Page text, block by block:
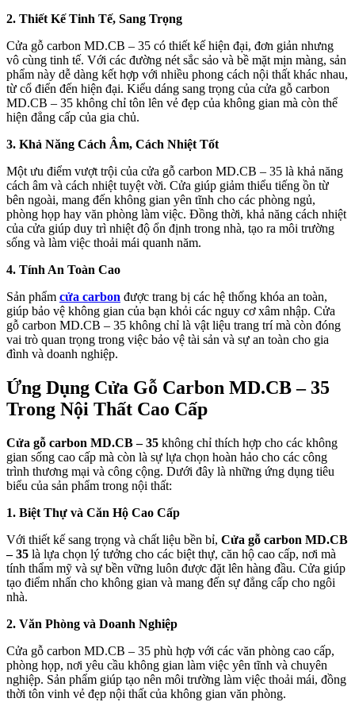
Giới thiệu CEO
Hồ sơ năng lực
2. Thiết Kế Tinh Tế, Sang Trọng
Cửa gỗ carbon MD.CB – 35 có thiết kế hiện đại, đơn giản nhưng
vô cùng tinh tế. Với các đường nét sắc sảo và bề mặt mịn màng, sản
phẩm này dễ dàng kết hợp với nhiều phong cách nội thất khác nhau,
từ cổ điển đến hiện đại. Kiểu dáng sang trọng của cửa gỗ carbon
MD.CB – 35 không chỉ tôn lên vẻ đẹp của không gian mà còn thể
hiện đẳng cấp của gia chủ.
3. Khả Năng Cách Âm, Cách Nhiệt Tốt
Một ưu điểm vượt trội của cửa gỗ carbon MD.CB – 35 là khả năng
cách âm và cách nhiệt tuyệt vời. Cửa giúp giảm thiểu tiếng ồn từ
bên ngoài, mang đến không gian yên tĩnh cho các phòng ngủ,
phòng họp hay văn phòng làm việc. Đồng thời, khả năng cách nhiệt
của cửa giúp duy trì nhiệt độ ổn định trong nhà, tạo ra môi trường
sống và làm việc thoải mái quanh năm.
4. Tính An Toàn Cao
Sản phẩm cửa carbon được trang bị các hệ thống khóa an toàn,
giúp bảo vệ không gian của bạn khỏi các nguy cơ xâm nhập. Cửa
gỗ carbon MD.CB – 35 không chỉ là vật liệu trang trí mà còn đóng
vai trò quan trọng trong việc bảo vệ tài sản và sự an toàn cho gia
đình và doanh nghiệp.
Ứng Dụng Cửa Gỗ Carbon MD.CB – 35
Trong Nội Thất Cao Cấp
Cửa gỗ carbon MD.CB – 35 không chỉ thích hợp cho các không
gian sống cao cấp mà còn là sự lựa chọn hoàn hảo cho các công
trình thương mại và công cộng. Dưới đây là những ứng dụng tiêu
biểu của sản phẩm trong nội thất:
1. Biệt Thự và Căn Hộ Cao Cấp
Với thiết kế sang trọng và chất liệu bền bỉ, Cửa gỗ carbon MD.CB
– 35 là lựa chọn lý tưởng cho các biệt thự, căn hộ cao cấp, nơi mà
tính thẩm mỹ và sự bền vững luôn được đặt lên hàng đầu. Cửa giúp
tạo điểm nhấn cho không gian và mang đến sự đẳng cấp cho ngôi
nhà.
2. Văn Phòng và Doanh Nghiệp
Cửa gỗ carbon MD.CB – 35 phù hợp với các văn phòng cao cấp,
phòng họp, nơi yêu cầu không gian làm việc yên tĩnh và chuyên
nghiệp. Sản phẩm giúp tạo nên môi trường làm việc thoải mái, đồng
thời tôn vinh vẻ đẹp nội thất của không gian văn phòng.